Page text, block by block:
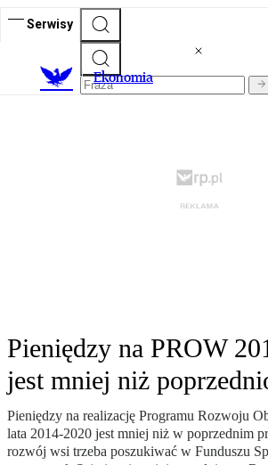
Serwisy
Ekonomia
Pieniędzy na PROW
jest mniej niż
Pieniędzy na realizację Programu Rozwoju
lata 2014-2020 jest mniej niż w poprzednim
rozwój wsi trzeba poszukiwać w Funduszu